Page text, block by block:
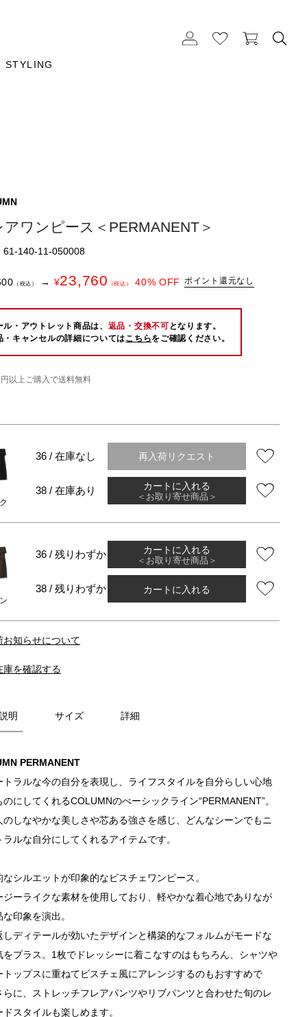
STYLING
アワンピース＜PERMANENT＞
61-140-11-050008
（税込） → ¥23,760 （税込） 40% OFF ポイント還元なし
ル・アウトレット商品は、 返品・交換不可 となります。
・キャンセルの詳細についてはこちらをご確認ください。
以上ご購入で送料無料
36 / 在庫なし 再入荷リクエスト
38 / 在庫あり カートに入れる
＜お取り寄せ商品＞
36 / 残りわずか カートに入れる
＜お取り寄せ商品＞
38 / 残りわずか カートに入れる
お知らせについて
庫を確認する
明 サイズ 詳細
PERMANENT
トラルな今の自分を表現し、ライフスタイルを自分らしい心地
のにしてくれるCOLUMNのべーシックライン“PERMANENT”。
のしなやかな美しさや芯ある強さを感じ、どんなシーンでもニ
ラルな自分にしてくれるアイテムです。
なシルエットが印象的なビスチェワンピース。
ジーライクな素材を使用しており、軽やかな着心地でありなが
印象を演出。
しディテールが効いたデザインと構築的なフォルムがモードな
をプラス。1枚でドレッシーに着こなすのはもちろん、シャツや
トップスに重ねてビスチェ風にアレンジするのもおすすめで
らに、ストレッチフレアパンツやリブパンツと合わせた旬のレ
ドスタイルも楽しめます。